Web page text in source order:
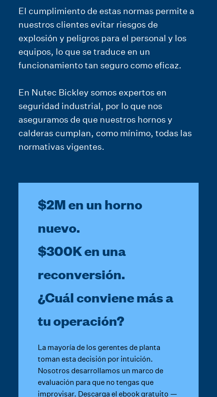
El cumplimiento de estas normas permite a
nuestros clientes evitar riesgos de
explosión y peligros para el personal y los
equipos, lo que se traduce en un
funcionamiento tan seguro como eficaz.
En Nutec Bickley somos expertos en
seguridad industrial, por lo que nos
aseguramos de que nuestros hornos y
calderas cumplan, como mínimo, todas las
normativas vigentes.
$2M en un horno
nuevo.
$300K en una
reconversión.
¿Cuál conviene más a
tu operación?
La mayoría de los gerentes de planta
toman esta decisión por intuición.
Nosotros desarrollamos un marco de
evaluación para que no tengas que
improvisar. Descarga el ebook gratuito —